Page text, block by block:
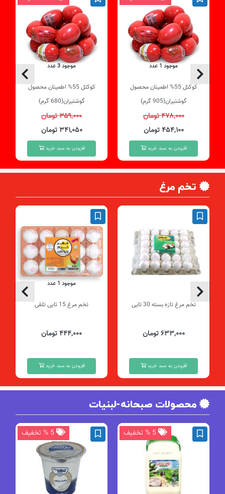
موجود 1 عدد
کوکتل 55% اطمینان محصول
گوشتیران(905 گرم)
۴۷۸,۰۰۰ تومان
۴۵۴,۱۰۰ تومان
افزودن به سبد خرید
موجود 3 عدد
کوکتل 55% اطمینان محصول
گوشتیران(680 گرم)
۳۵۹,۰۰۰ تومان
۳۴۱,۰۵۰ تومان
افزودن به سبد خرید
تخم مرغ
تخم مرغ تازه بسته 30 تایی
۶۳۳,۰۰۰ تومان
افزودن به سبد خرید
موجود 1 عدد
تخم مرغ 15 تایی تلقی
۴۴۴,۰۰۰ تومان
افزودن به سبد خرید
محصولات صبحانه-لبنیات
5 % تخفیف 5 % تخفیف